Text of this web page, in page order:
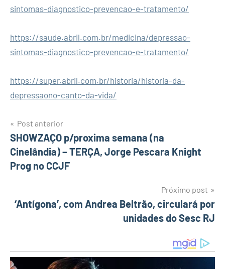
sintomas-diagnostico-prevencao-e-tratamento/
https://saude.abril.com.br/medicina/depressao-
sintomas-diagnostico-prevencao-e-tratamento/
https://super.abril.com.br/historia/historia-da-
depressaono-canto-da-vida/
Navegação
de
Post anterior
SHOWZAÇO p/proxima semana (na
Cinelândia) – TERÇA, Jorge Pescara Knight
Prog no CCJF
Próximo post
‘Antígona’, com Andrea Beltrão, circulará por
unidades do Sesc RJ